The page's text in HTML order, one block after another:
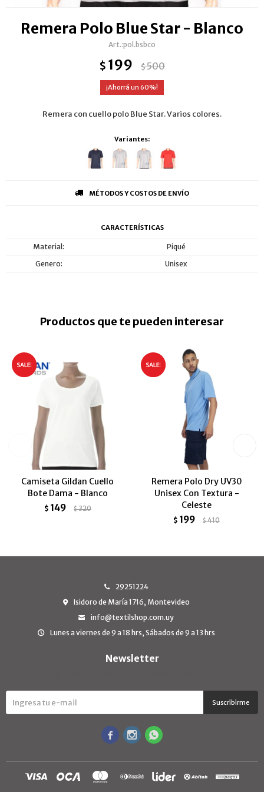
Remera Polo Blue Star - Blanco
pol.bsbco
$ 199 $500
60
Remera con cuello polo Blue Star. Varios colores.
Variantes:
MÉTODOS Y COSTOS DE ENVÍO
CARACTERÍSTICAS
Material
Piqué
Genero
Unisex
Productos que te pueden interesar
Camiseta Gildan Cuello
Bote Dama - Blanco
$ 149 $320
Remera Polo Dry UV30
Unisex Con Textura -
Celeste
$ 199 $410
29251224
Isidoro de María 1716, Montevideo
info@textilshop.com.uy
Lunes a viernes de 9 a 18 hrs, Sábados de 9 a 13 hrs
Newsletter
Suscribirme
  